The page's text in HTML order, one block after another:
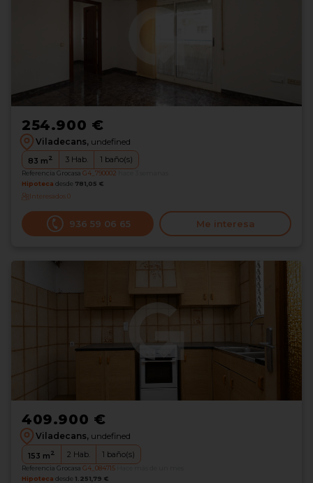
254.900 €
Viladecans, undefined
83 m2 3 Hab. 1 baño(s)
Referencia Grocasa G4_790002
Hipoteca desde 781,05 €
Interesados0
936 59 06 65 Me interesa
409.900 €
Viladecans, undefined
153 m2 2 Hab. 1 baño(s)
Referencia Grocasa G4_084715
Hipoteca desde 1.251,79 €